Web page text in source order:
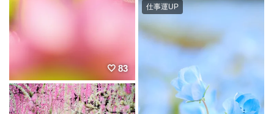
83
仕事運UP